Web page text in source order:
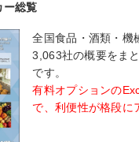
ー総覧
全国食品・酒類・機
3,063社の概要をま
です。
有料オプションの
で、利便性が格段に